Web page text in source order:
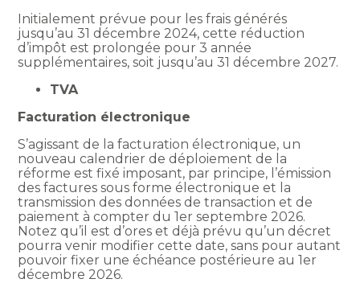
Initialement prévue pour les frais générés
jusqu’au 31 décembre 2024, cette réduction
d’impôt est prolongée pour 3 année
supplémentaires, soit jusqu’au 31 décembre 2027.
TVA
Facturation électronique
S’agissant de la facturation électronique, un
nouveau calendrier de déploiement de la
réforme est fixé imposant, par principe, l’émission
des factures sous forme électronique et la
transmission des données de transaction et de
paiement à compter du 1er septembre 2026.
Notez qu’il est d’ores et déjà prévu qu’un décret
pourra venir modifier cette date, sans pour autant
pouvoir fixer une échéance postérieure au 1er
décembre 2026.